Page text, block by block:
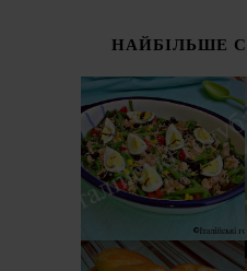
НАЙБІЛЬШЕ
ІТАЛІЙСЬКИЙ
САЛАТ З
КВАСОЛІ -
ШПАРАГІВКИ
(INSALATA DI
FAGIOLINI)